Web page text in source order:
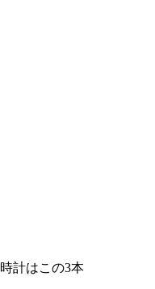
計はこの3本